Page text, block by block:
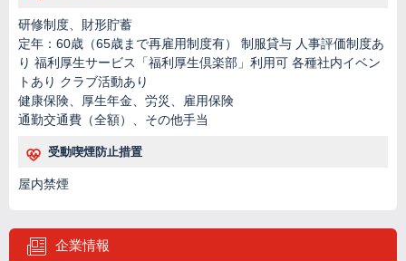
研修制度、財形貯蓄
定年：60歳（65歳まで再雇用制度有） 制服貸与 人事評価制度あ
り 福利厚生サービス「福利厚生倶楽部」利用可 各種社内イベン
トあり クラブ活動あり
健康保険、厚生年金、労災、雇用保険
通勤交通費（全額）、その他手当
受動喫煙防止措置
屋内禁煙
企業情報